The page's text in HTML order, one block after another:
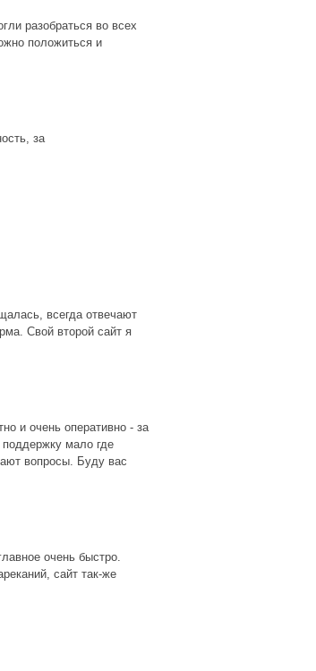
разобраться во всех
положиться и
за
всегда отвечают
Свой второй сайт я
и очень оперативно - за
мало где
вопросы. Буду вас
очень быстро.
сайт так-же